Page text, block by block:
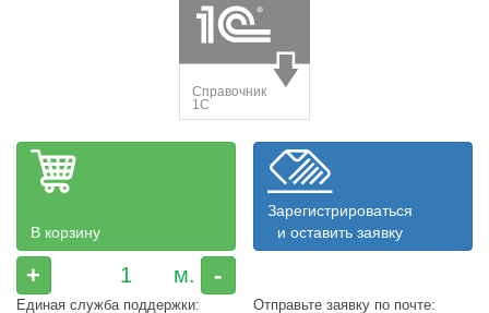
В корзину
+ -
Зарегистрироваться
и оставить заявку
Единая служба поддержки: Отправьте заявку по почте: